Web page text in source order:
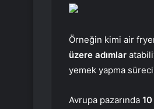
Örneğin kimi air
üzere adımlar
yemek yapma
Avrupa pazarında